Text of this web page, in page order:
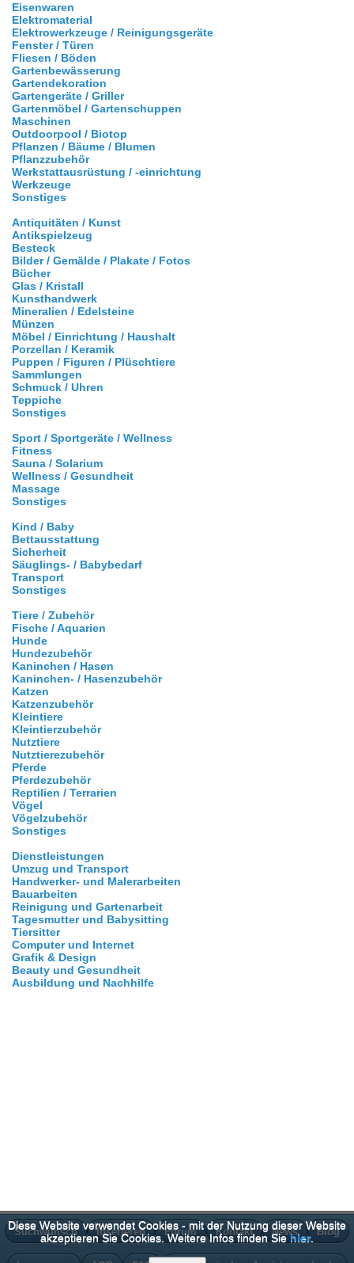
Eisenwaren
Elektromaterial
Elektrowerkzeuge / Reinigungsgeräte
Fenster / Türen
Fliesen / Böden
Gartenbewässerung
Gartendekoration
Gartengeräte / Griller
Gartenmöbel / Gartenschuppen
Maschinen
Outdoorpool / Biotop
Pflanzen / Bäume / Blumen
Pflanzzubehör
Werkstattausrüstung / -einrichtung
Werkzeuge
Sonstiges
Antiquitäten / Kunst
Antikspielzeug
Besteck
Bilder / Gemälde / Plakate / Fotos
Bücher
Glas / Kristall
Kunsthandwerk
Mineralien / Edelsteine
Münzen
Möbel / Einrichtung / Haushalt
Porzellan / Keramik
Puppen / Figuren / Plüschtiere
Sammlungen
Schmuck / Uhren
Teppiche
Sonstiges
Sport / Sportgeräte / Wellness
Fitness
Sauna / Solarium
Wellness / Gesundheit
Massage
Sonstiges
Kind / Baby
Bettausstattung
Sicherheit
Säuglings- / Babybedarf
Transport
Sonstiges
Tiere / Zubehör
Fische / Aquarien
Hunde
Hundezubehör
Kaninchen / Hasen
Kaninchen- / Hasenzubehör
Katzen
Katzenzubehör
Kleintiere
Kleintierzubehör
Nutztiere
Nutztierezubehör
Pferde
Pferdezubehör
Reptilien / Terrarien
Vögel
Vögelzubehör
Sonstiges
Dienstleistungen
Umzug und Transport
Handwerker- und Malerarbeiten
Bauarbeiten
Reinigung und Gartenarbeit
Tagesmutter und Babysitting
Tiersitter
Computer und Internet
Grafik & Design
Beauty und Gesundheit
Ausbildung und Nachhilfe
Suchwunsch Inserieren Forum Kontakt News Blog
Diese Website verwendet Cookies - mit der Nutzung dieser Website
akzeptieren Sie Cookies. Weitere Infos finden Siehier.